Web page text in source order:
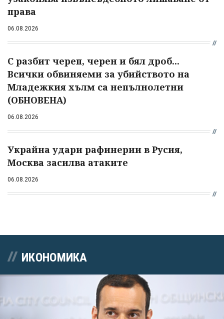
права
06.08.2026
С разбит череп, черен и бял дроб...
Всички обвиняеми за убийството на
Младежкия хълм са непълнолетни
(ОБНОВЕНА)
06.08.2026
Украйна удари рафинерии в Русия,
Москва засилва атаките
06.08.2026
ИКОНОМИКА